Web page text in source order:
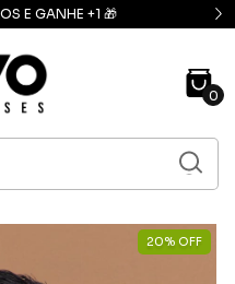
FRETE GRÁTIS: compras
0
20% OFF